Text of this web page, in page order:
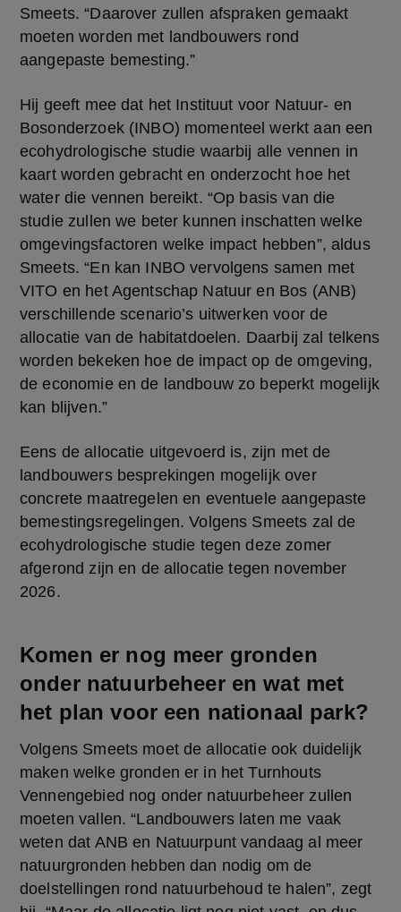
Smeets. “Daarover zullen afspraken gemaakt
moeten worden met landbouwers rond
aangepaste bemesting.”
Hij geeft mee dat het Instituut voor Natuur- en
Bosonderzoek (INBO) momenteel werkt aan een
ecohydrologische studie waarbij alle vennen in
kaart worden gebracht en onderzocht hoe het
water die vennen bereikt. “Op basis van die
studie zullen we beter kunnen inschatten welke
omgevingsfactoren welke impact hebben”, aldus
Smeets. “En kan INBO vervolgens samen met
VITO en het Agentschap Natuur en Bos (ANB)
verschillende scenario’s uitwerken voor de
allocatie van de habitatdoelen. Daarbij zal telkens
worden bekeken hoe de impact op de omgeving,
de economie en de landbouw zo beperkt mogelijk
kan blijven.”
Eens de allocatie uitgevoerd is, zijn met de
landbouwers besprekingen mogelijk over
concrete maatregelen en eventuele aangepaste
bemestingsregelingen. Volgens Smeets zal de
ecohydrologische studie tegen deze zomer
afgerond zijn en de allocatie tegen november
2026.
Komen er nog meer gronden
onder natuurbeheer en wat met
het plan voor een nationaal park?
Volgens Smeets moet de allocatie ook duidelijk
maken welke gronden er in het Turnhouts
Vennengebied nog onder natuurbeheer zullen
moeten vallen. “Landbouwers laten me vaak
weten dat ANB en Natuurpunt vandaag al meer
natuurgronden hebben dan nodig om de
doelstellingen rond natuurbehoud te halen”, zegt